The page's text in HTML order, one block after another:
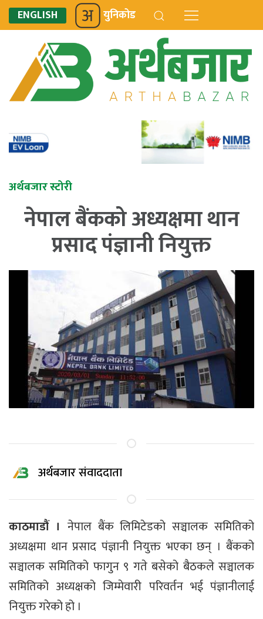
ENGLISH युनिकोड
अर्थबजार स्टोरी
नेपाल बैंकको अध्यक्षमा थान
प्रसाद पंज्ञानी नियुक्त
अर्थबजार संवाददाता
काठमाडौं । नेपाल बैंक लिमिटेडको सञ्चालक समितिको
अध्यक्षमा थान प्रसाद पंज्ञानी नियुक्त भएका छन् । बैंकको
सञ्चालक समितिको फागुन ९ गते बसेको बैठकले सञ्चालक
समितिको अध्यक्षको जिम्मेवारी परिवर्तन भई पंज्ञानीलाई
नियुक्त गरेको हो ।